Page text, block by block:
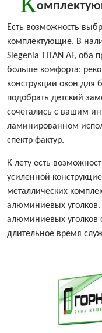
Есть возможность
комплектующие. В
Siegenia TITAN AF, оба
больше комфорта:
конструкции окон для
подобрать детский
сочетались с вашим
ламинированном
спектр фактур.
К лету есть
усиленной
металлических
алюминиевых уголков.
алюминиевых уголков
длительное время